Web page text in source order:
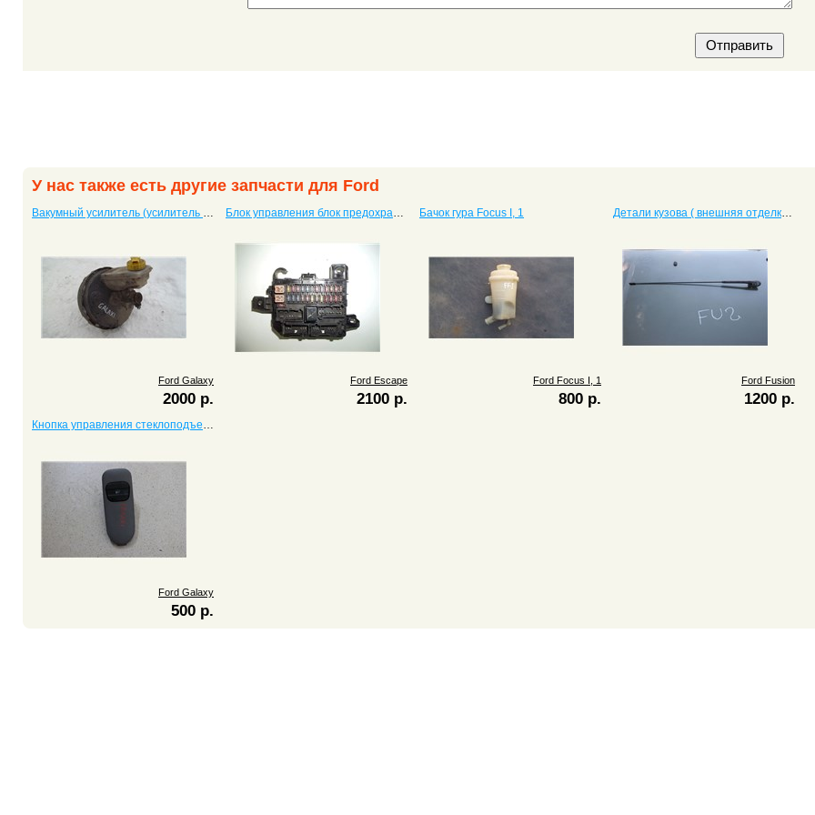
У нас также есть другие запчасти для Ford
Вакумный усилитель (усилитель тормоза) Galaxy
Ford Galaxy
2000 р.
Блок управления блок предохранителей Escape
Ford Escape
2100 р.
Бачок гура Focus I, 1
Ford Focus I, 1
800 р.
Детали кузова ( внешняя отделка) Fusion
Ford Fusion
1200 р.
Кнопка управления стеклоподъемником Galaxy
Ford Galaxy
500 р.